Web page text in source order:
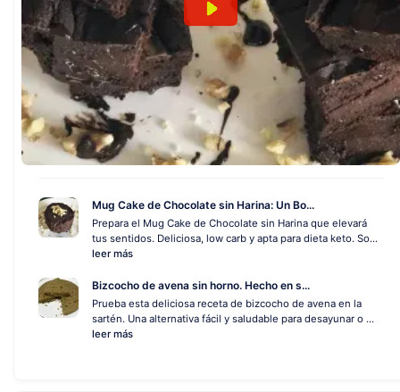
Mug Cake de Chocolate sin Harina: Un Bo...
Prepara el Mug Cake de Chocolate sin Harina que elevará
tus sentidos. Deliciosa, low carb y apta para dieta keto. So...
leer más
Bizcocho de avena sin horno. Hecho en s...
Prueba esta deliciosa receta de bizcocho de avena en la
sartén. Una alternativa fácil y saludable para desayunar o ...
leer más